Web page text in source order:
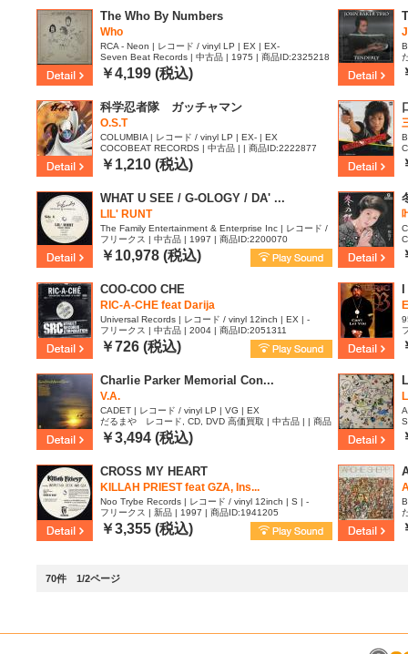
The Who By Numbers
Who
RCA - Neon | レコード / vinyl LP | EX | EX-
Seven Beat Records | 中古品 | 1975 | 商品ID:2325218
￥4,199 (税込)
科学忍者隊 ガッチャマン
O.S.T
COLUMBIA | レコード / vinyl LP | EX- | EX
COCOBEAT RECORDS | 中古品 | | 商品ID:2222877
￥1,210 (税込)
WHAT U SEE / G-OLOGY / DA' ...
LIL' RUNT
The Family Entertainment & Enterprise Inc | レコード /
vinyl 12inch | EX | -
フリークス | 中古品 | 1997 | 商品ID:2200070
￥10,978 (税込)
COO-COO CHE
RIC-A-CHE feat Darija
Universal Records | レコード / vinyl 12inch | EX | -
フリークス | 中古品 | 2004 | 商品ID:2051311
￥726 (税込)
Charlie Parker Memorial Con...
V.A.
CADET | レコード / vinyl LP | VG | EX
だるまや レコード, CD, DVD 高価買取 | 中古品 | | 商品
ID:2035772
￥3,494 (税込)
CROSS MY HEART
KILLAH PRIEST feat GZA, Ins...
Noo Trybe Records | レコード / vinyl 12inch | S | -
フリークス | 新品 | 1997 | 商品ID:1941205
￥3,355 (税込)
70件 1/2ページ